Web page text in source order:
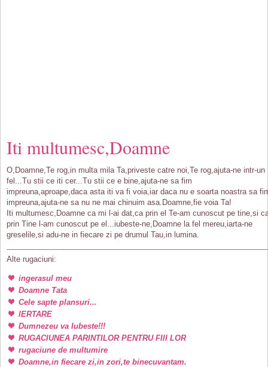
Iti multumesc,Doamne
O,Doamne,Te rog,in multa mila Ta,priveste catre noi,Te rog,ajuta-ne intr-un
fel...Tu stii ce iti cer...Tu stii ce e bine,ajuta-ne sa fim
impreuna,aproape,daca asta iti va fi voia,iar daca nu e soarta noastra sa
impreuna,ajuta-ne sa nu ne mai chinuim asa.Doamne,fie voia Ta!
Iti multumesc,Doamne ca mi l-ai dat,ca prin el Te-am cunoscut pe tine,si
prin Tine l-am cunoscut pe el...iubeste-ne,Doamne la fel mereu,iarta-ne
greselile,si adu-ne in fiecare zi pe drumul Tau,in lumina.
Alte rugaciuni:
ingerasul meu
Doamne Tata
Cele sapte plansuri...
IERTARE
Dumnezeu va Iubeste!!!
RUGACIUNEA PARINTILOR PENTRU FIII LOR
rugaciune de multumire
Doamne,in fiecare zi,in zori,te binecuvantam.